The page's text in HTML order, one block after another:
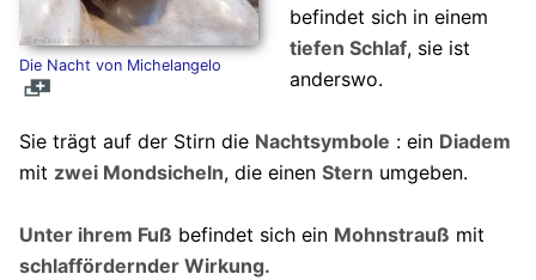
Die Nacht von Michelangelo
befindet sich in einem
tiefen Schlaf, sie ist
anderswo.
Sie trägt auf der Stirn die Nachtsymbole : ein Diadem
mit zwei Mondsicheln, die einen Stern umgeben.
Unter ihrem Fuß befindet sich ein Mohnstrauß mit
schlaffördernder Wirkung.